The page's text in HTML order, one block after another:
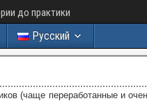
до практики
Русский
(чаще переработанные и